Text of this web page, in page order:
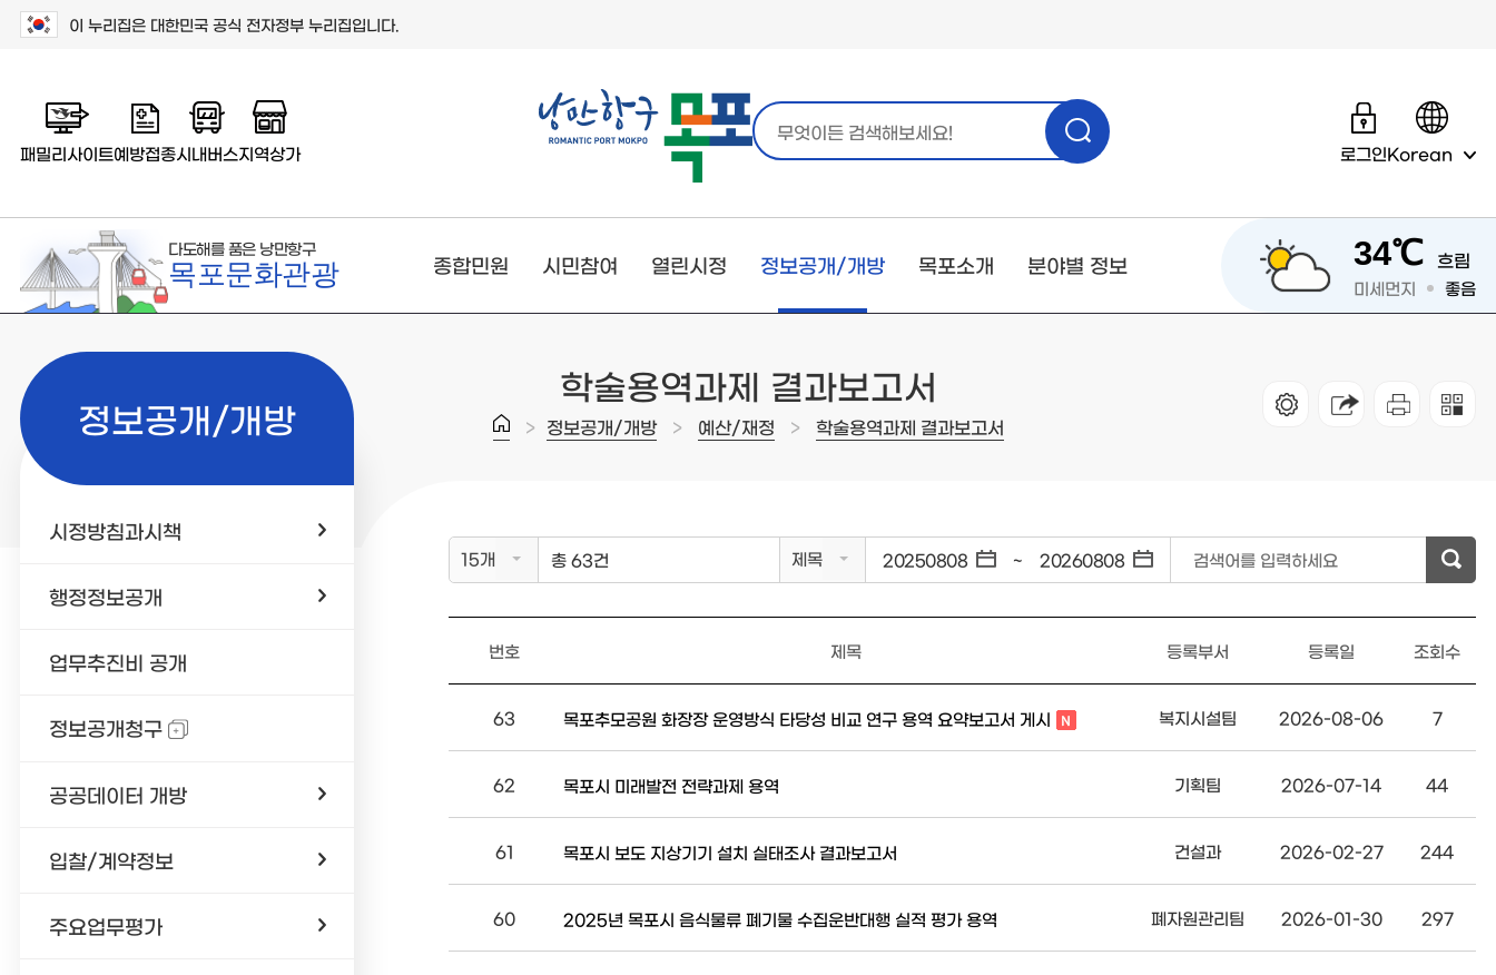
이 누리집은 대한민국 공식 전자정부 누리집입니다.
패밀리사이트예방접종시내버스지역상가 로그인Korean
다도해를 품은 낭만항구
목포문화관광 종합민원 시민참여 열린시정 정보공개/개방 목포소개 분야별 정보 34℃ 흐림
미세먼지 좋음
학술용역과제 결과보고서
> 정보공개/개방 > 예산/재정 > 학술용역과제 결과보고서
정보공개/개방
시정방침과시책
행정정보공개
업무추진비 공개
정보공개청구
공공데이터 개방
입찰/계약정보
주요업무평가
15개 총 63건 제목 ~ 검색어를 입력하세요
번호 제목 등록부서 등록일 조회수
63 목포추모공원 화장장 운영방식 타당성 비교 연구 용역 요약보고서 게시 복지시설팀 2026-08-06 7
62 목포시 미래발전 전략과제 용역 기획팀 2026-07-14 44
61 목포시 보도 지상기기 설치 실태조사 결과보고서 건설과 2026-02-27 244
60 2025년 목포시 음식물류 폐기물 수집운반대행 실적 평가 용역 폐자원관리팀 2026-01-30 297